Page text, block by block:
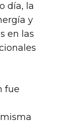
día, la
y
en las
fue